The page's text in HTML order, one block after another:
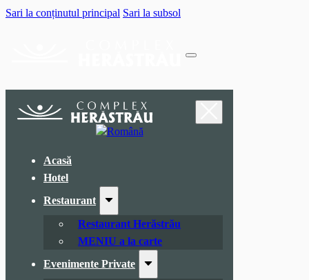
Sari la conținutul principal Sari la subsol
Acasă
Hotel
Restaurant
Restaurant Herăstrău
MENIU a la carte
Evenimente Private